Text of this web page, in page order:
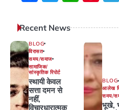
Recent News
BLOG
विरासत
समय/समाज
सामाजिक/
सांस्कृतिक रिपोर्ट
स्थायी केवल
सत्ता दमन से
नहीं,
विचारधारात्मक
BLOG
आलेख
समय/
भूखे,